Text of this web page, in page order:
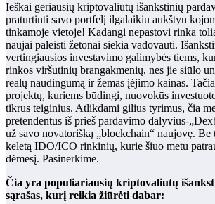
Ieškai geriausių kriptovaliutų išankstinių
praturtinti savo portfelį ilgalaikiu aukštyn
tinkamoje vietoje! Kadangi nepastovi rinka
naujai paleisti žetonai siekia vadovauti.
vertingiausios investavimo galimybės tiems,
rinkos viršutinių brangakmenių, nes jie siūlo
realų naudingumą ir žemas įėjimo kainas.
projektų, kuriems būdingi, nuovokūs
tikrus teiginius. Atlikdami gilius tyrimus, čia
pretendentus iš prieš pardavimo dalyvius-
už savo novatorišką „blockchain“ naujovę. Be
keletą IDO/ICO rinkinių, kurie šiuo metu
dėmesį. Pasinerkime.
Čia yra populiariausių kriptovaliutų
sąrašas, kurį reikia žiūrėti dabar: